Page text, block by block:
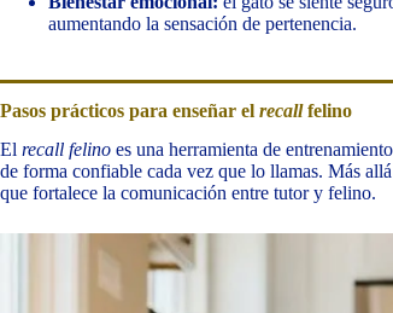
aumentando la sensación de pertenencia.
Pasos prácticos para enseñar el recallfelino
El recall felino es una herramienta de
de forma confiable cada vez que lo llamas. Más
que fortalece la comunicación entre tutor y felino.